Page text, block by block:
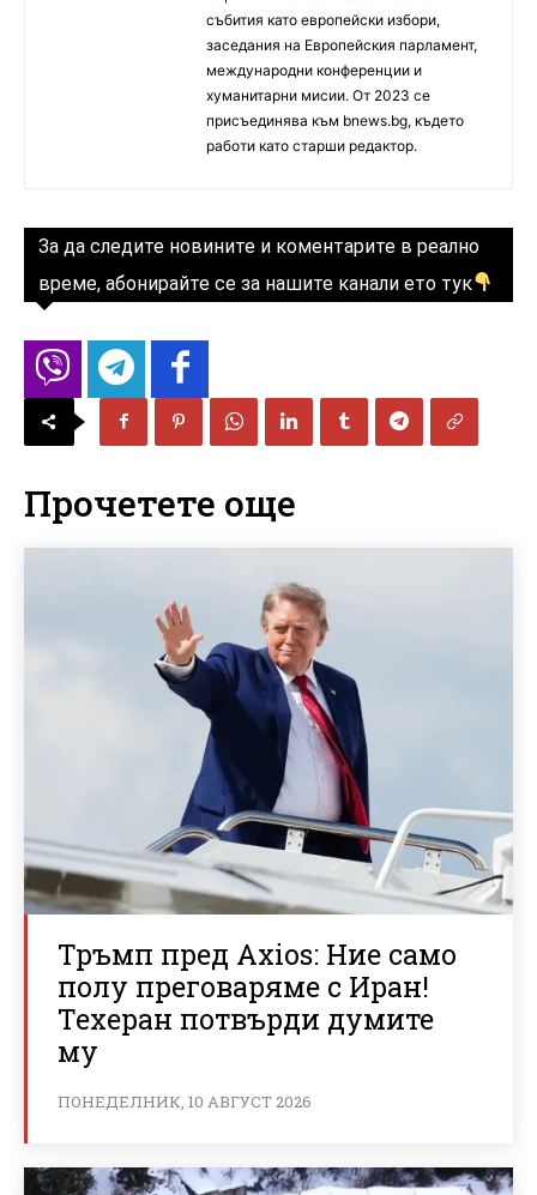
събития като европейски избори,
заседания на Европейския парламент,
международни конференции и
хуманитарни мисии. От 2023 се
присъединява към bnews.bg, където
работи като старши редактор.
За да следите новините и коментарите в реално
време, абонирайте се за нашите канали ето тук
Прочетете още
Тръмп пред Axios: Ние само
полу преговаряме с Иран!
Техеран потвърди думите
му
ПОНЕДЕЛНИК, 10 АВГУСТ 2026